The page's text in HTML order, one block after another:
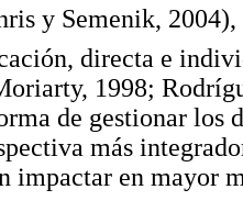
y Semenik,
directa e
1998;
de gestionar los
más
impactar en mayor